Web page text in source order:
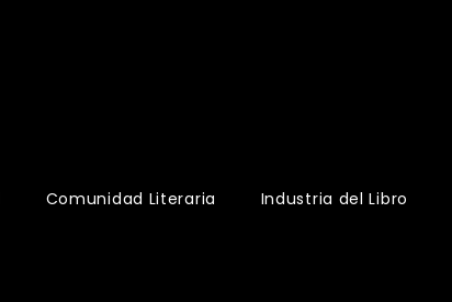
Comunidad Literaria Industria del Libro